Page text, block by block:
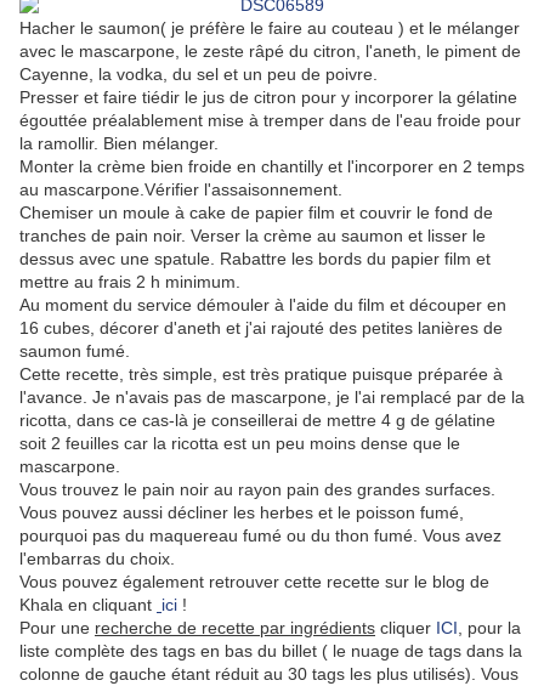
Hacher le saumon( je préfère le faire au couteau ) et le mélanger
avec le mascarpone, le zeste râpé du citron, l'aneth, le piment de
Cayenne, la vodka, du sel et un peu de poivre.
Presser et faire tiédir le jus de citron pour y incorporer la gélatine
égouttée préalablement mise à tremper dans de l'eau froide pour
la ramollir. Bien mélanger.
Monter la crème bien froide en chantilly et l'incorporer en 2 temps
au mascarpone.Vérifier l'assaisonnement.
Chemiser un moule à cake de papier film et couvrir le fond de
tranches de pain noir. Verser la crème au saumon et lisser le
dessus avec une spatule. Rabattre les bords du papier film et
mettre au frais 2 h minimum.
Au moment du service démouler à l'aide du film et découper en
16 cubes, décorer d'aneth et j'ai rajouté des petites lanières de
saumon fumé.
Cette recette, très simple, est très pratique puisque préparée à
l'avance. Je n'avais pas de mascarpone, je l'ai remplacé par de la
ricotta, dans ce cas-là je conseillerai de mettre 4 g de gélatine
soit 2 feuilles car la ricotta est un peu moins dense que le
mascarpone.
Vous trouvez le pain noir au rayon pain des grandes surfaces.
Vous pouvez aussi décliner les herbes et le poisson fumé,
pourquoi pas du maquereau fumé ou du thon fumé. Vous avez
l'embarras du choix.
Vous pouvez également retrouver cette recette sur le blog de
Khala en cliquant ici !
Pour une recherche de recette par ingrédients cliquer ICI , pour la
liste complète des tags en bas du billet ( le nuage de tags dans la
colonne de gauche étant réduit au 30 tags les plus utilisés). Vous